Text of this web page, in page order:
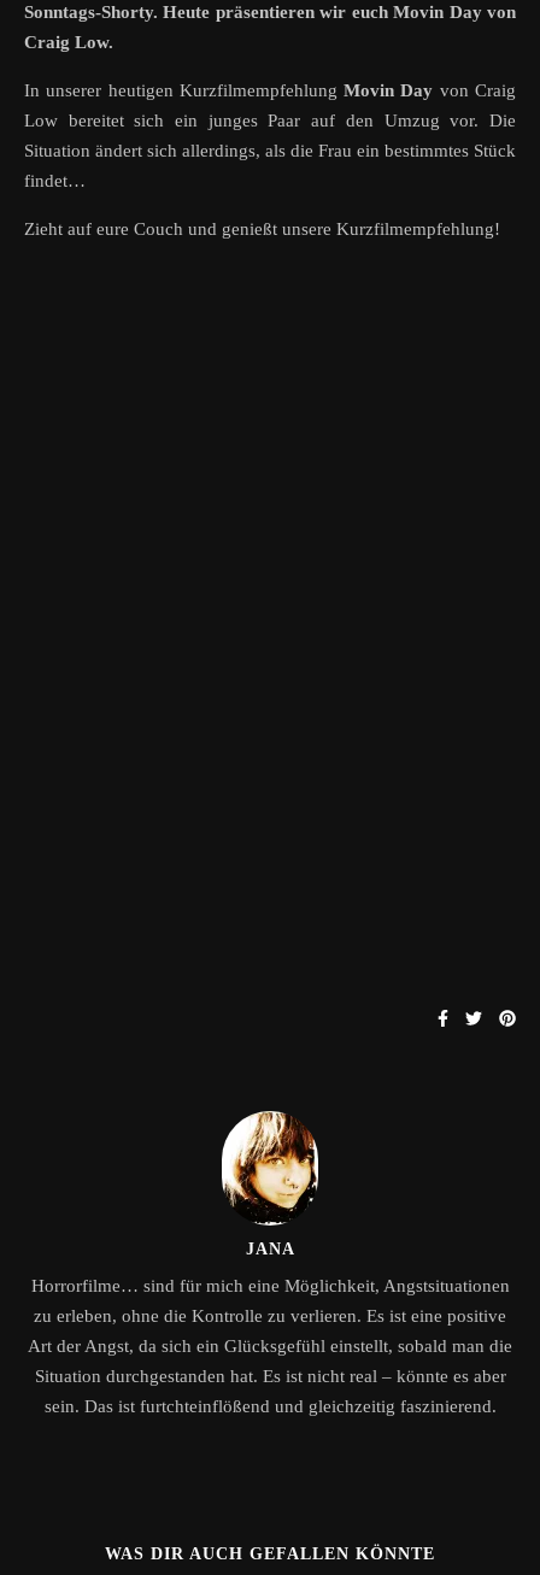
Sonntags-Shorty. Heute präsentieren wir euch Movin Day von
Craig Low.
In unserer heutigen KurzfilmempfehlungMovin Day von Craig
Low bereitet sich ein junges Paar auf den Umzug vor. Die
Situation ändert sich allerdings, als die Frau ein bestimmtes Stück
findet…
Zieht auf eure Couch und genießt unsere Kurzfilmempfehlung!
JANA
Horrorfilme… sind für mich eine Möglichkeit, Angstsituationen
zu erleben, ohne die Kontrolle zu verlieren. Es ist eine positive
Art der Angst, da sich ein Glücksgefühl einstellt, sobald man die
Situation durchgestanden hat. Es ist nicht real – könnte es aber
sein. Das ist furtchteinflößend und gleichzeitig faszinierend.
WAS DIR AUCH GEFALLEN KÖNNTE